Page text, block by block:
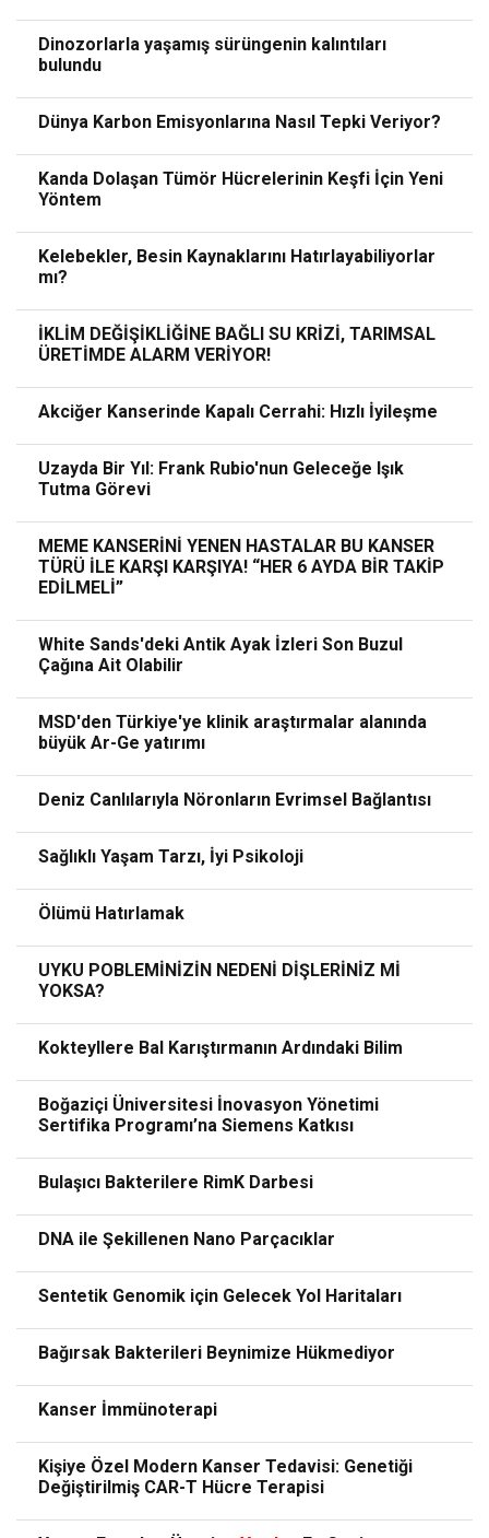
Dinozorlarla yaşamış sürüngenin kalıntıları
bulundu
Dünya Karbon Emisyonlarına Nasıl Tepki Veriyor?
Kanda Dolaşan Tümör Hücrelerinin Keşfi İçin Yeni
Yöntem
Kelebekler, Besin Kaynaklarını Hatırlayabiliyorlar
mı?
İKLİM DEĞİŞİKLİĞİNE BAĞLI SU KRİZİ, TARIMSAL
ÜRETİMDE ALARM VERİYOR!
Akciğer Kanserinde Kapalı Cerrahi: Hızlı İyileşme
Uzayda Bir Yıl: Frank Rubio'nun Geleceğe Işık
Tutma Görevi
MEME KANSERİNİ YENEN HASTALAR BU KANSER
TÜRÜ İLE KARŞI KARŞIYA! “HER 6 AYDA BİR TAKİP
EDİLMELİ”
White Sands'deki Antik Ayak İzleri Son Buzul
Çağına Ait Olabilir
MSD'den Türkiye'ye klinik araştırmalar alanında
büyük Ar-Ge yatırımı
Deniz Canlılarıyla Nöronların Evrimsel Bağlantısı
Sağlıklı Yaşam Tarzı, İyi Psikoloji
Ölümü Hatırlamak
UYKU POBLEMİNİZİN NEDENİ DİŞLERİNİZ Mİ
YOKSA?
Kokteyllere Bal Karıştırmanın Ardındaki Bilim
Boğaziçi Üniversitesi İnovasyon Yönetimi
Sertifika Programı’na Siemens Katkısı
Bulaşıcı Bakterilere RimK Darbesi
DNA ile Şekillenen Nano Parçacıklar
Sentetik Genomik için Gelecek Yol Haritaları
Bağırsak Bakterileri Beynimize Hükmediyor
Kanser İmmünoterapi
Kişiye Özel Modern Kanser Tedavisi: Genetiği
Değiştirilmiş CAR-T Hücre Terapisi